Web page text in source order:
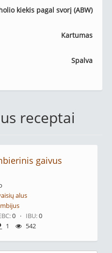
kiekis pagal svorį (ABW)
Kartumas
Spalva
receptai
gaivus
alus
0 · IBU:0
1 542